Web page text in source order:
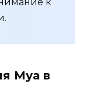
Муа в